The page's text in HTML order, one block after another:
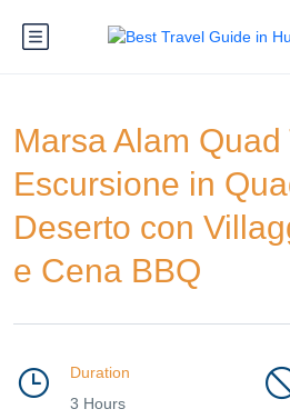
Marsa Alam Quad
Escursione in
Deserto con
e Cena BBQ
Duration
3 Hours